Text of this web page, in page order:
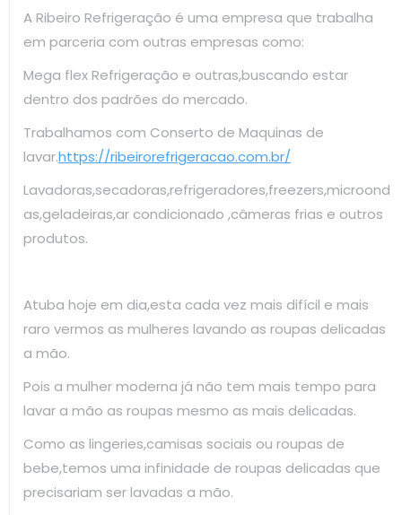
A Ribeiro Refrigeração é uma empresa que trabalha
em parceria com outras empresas como:
Mega flex Refrigeração e outras,buscando estar
dentro dos padrões do mercado.
Trabalhamos com Conserto de Maquinas de
lavar.https://ribeirorefrigeracao.com.br/
Lavadoras,secadoras,refrigeradores,freezers,microond
as,geladeiras,ar condicionado ,câmeras frias e outros
produtos.
Atuba hoje em dia,esta cada vez mais difícil e mais
raro vermos as mulheres lavando as roupas delicadas
a mão.
Pois a mulher moderna já não tem mais tempo para
lavar a mão as roupas mesmo as mais delicadas.
Como as lingeries,camisas sociais ou roupas de
bebe,temos uma infinidade de roupas delicadas que
precisariam ser lavadas a mão.